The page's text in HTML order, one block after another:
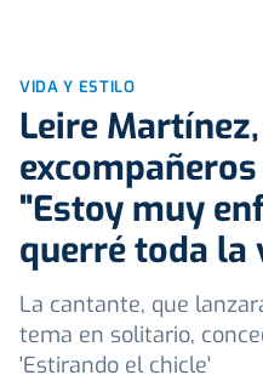
VIDA Y ESTILO
Leire
excompañeros
"Estoy muy
querré toda la
La cantante, que
tema en solitario,
'Estirando el chicle'